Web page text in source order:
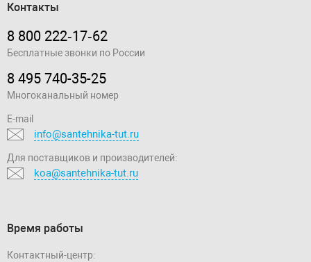
Контакты
8 800 222‑17‑62
Бесплатные звонки по России
8 495 740-35-25
Многоканальный номер
E-mail
info@santehnika-tut.ru
Для поставщиков и производителей:
koa@santehnika-tut.ru
Время работы
Контактный-центр: